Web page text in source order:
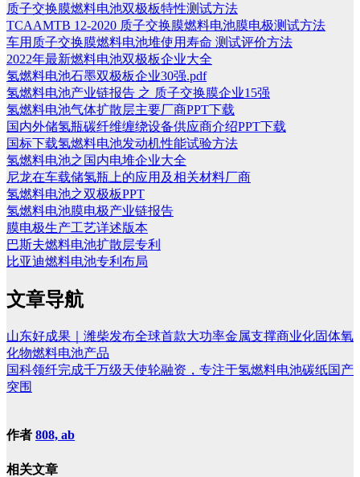
质子交换膜燃料电池双极板特性测试方法
TCAAMTB 12-2020 质子交换膜燃料电池膜电极测试方法
车用质子交换膜燃料电池堆使用寿命 测试评价方法
2022年最新燃料电池双极板企业大全
氢燃料电池石墨双极板企业30强.pdf
氢燃料电池产业链报告 之 质子交换膜企业15强
氢燃料电池气体扩散层主要厂商PPT下载
国内外储氢瓶碳纤维缠绕设备供应商介绍PPT下载
国标下载氢燃料电池发动机性能试验方法
氢燃料电池之国内电堆企业大全
尼龙在车载储氢瓶上的应用及相关材料厂商
氢燃料电池之双极板PPT
氢燃料电池膜电极产业链报告
膜电极生产工艺详述版本
巴斯夫燃料电池扩散层专利
比亚迪燃料电池专利布局
文章导航
山东好成果｜潍柴发布全球首款大功率金属支撑商业化固体氧
化物燃料电池产品
国科领纤完成千万级天使轮融资，专注于氢燃料电池碳纸国产
突围
作者 808, ab
相关文章